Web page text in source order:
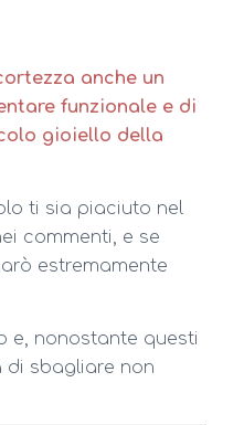
anche un
funzionale e di
gioiello della
ti sia piaciuto nel
commenti, e se
estremamente
e, nonostante questi
di sbagliare non